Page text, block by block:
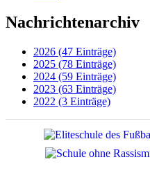
Nachrichtenarchiv
2026 (47 Einträge)
2025 (78 Einträge)
2024 (59 Einträge)
2023 (63 Einträge)
2022 (3 Einträge)